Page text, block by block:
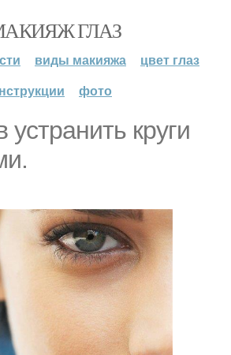
ГЛАЗ
виды макияжа
цвет глаз
фото
устранить круги